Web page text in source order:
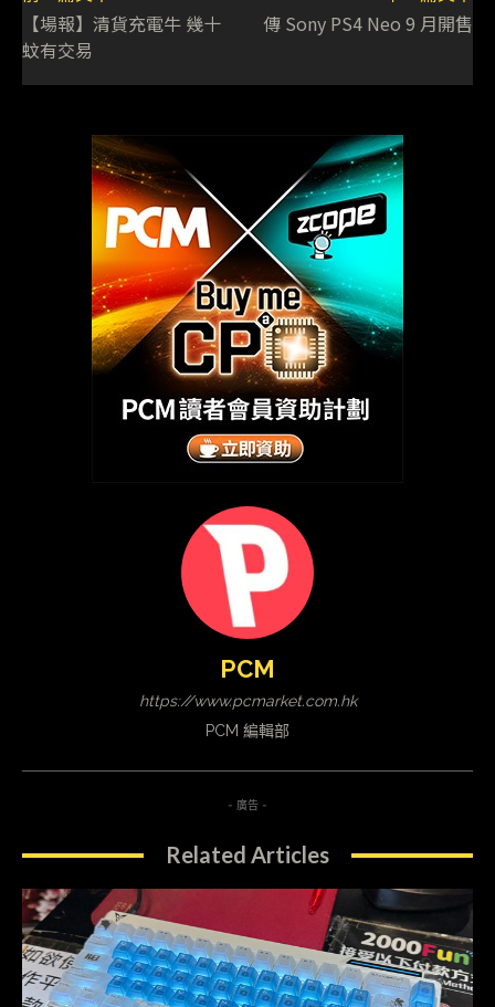
【場報】清貨充電牛 幾十
蚊有交易
傳 Sony PS4 Neo 9 月開售
PCM
https://www.pcmarket.com.hk
PCM 編輯部
- 廣告 -
Related Articles